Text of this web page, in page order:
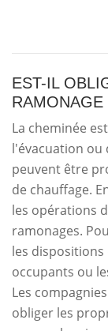
EST-IL
La cheminée
l'évacuation ou
peuvent être
de chauffage.
les opérations
ramonages.
les
occupants ou
Les
obliger les